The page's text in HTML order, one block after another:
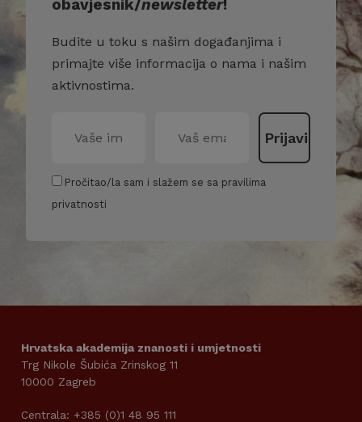
obavjesnik/newsletter!
Budite u toku s našim događanjima i
primajte više informacija o nama i našim
aktivnostima.
Pročitao/la sam i slažem se sa pravilima
privatnosti
Hrvatska akademija znanosti i umjetnosti
Trg Nikole Šubića Zrinskog 11
10000 Zagreb
Centrala: +385 (0)1 48 95 111